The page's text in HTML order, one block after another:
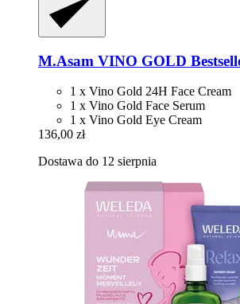
M.Asam VINO GOLD
1 x Vino Gold 24H Face Cream
1 x Vino Gold Face Serum
1 x Vino Gold Eye Cream
136,00 zł
Dostawa do 12 sierpnia